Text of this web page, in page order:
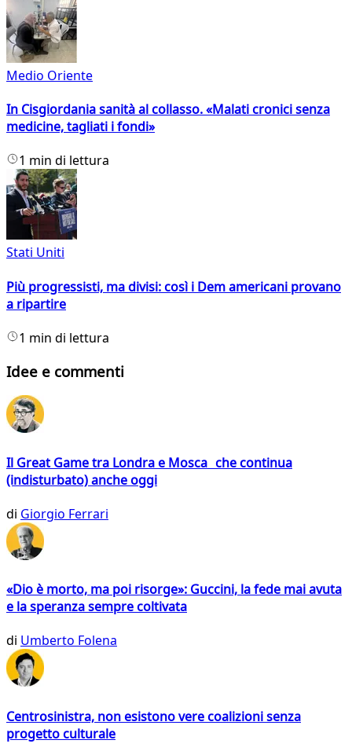
Medio Oriente
In Cisgiordania sanità al collasso. «Malati cronici senza
medicine, tagliati i fondi»
1 min di lettura
Stati Uniti
Più progressisti, ma divisi: così i Dem americani provano
a ripartire
1 min di lettura
Idee e commenti
Il Great Game tra Londra e Mosca che continua
(indisturbato) anche oggi
di Giorgio Ferrari
«Dio è morto, ma poi risorge»: Guccini, la fede mai avuta
e la speranza sempre coltivata
di Umberto Folena
Centrosinistra, non esistono vere coalizioni senza
progetto culturale